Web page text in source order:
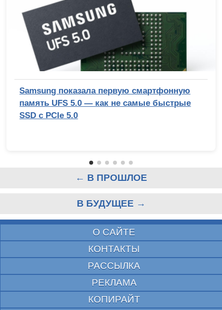
Samsung показала первую смартфонную
память UFS 5.0 — как не самые быстрые
SSD с PCIe 5.0
← В ПРОШЛОЕ
В БУДУЩЕЕ →
О САЙТЕ
КОНТАКТЫ
РАССЫЛКА
РЕКЛАМА
КОПИРАЙТ